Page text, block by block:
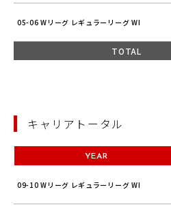
05-06 Wリーグ レギュラーリーグ WI
TOTAL
キャリアトータル
YEAR
09-10 Wリーグ レギュラーリーグ WI